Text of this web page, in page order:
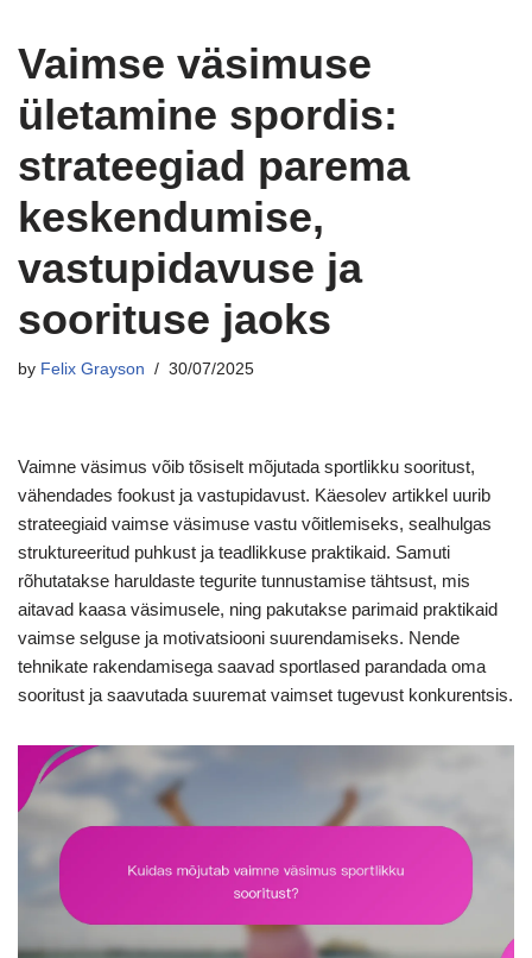
Vaimse väsimuse
ületamine spordis:
strateegiad parema
keskendumise,
vastupidavuse ja
soorituse jaoks
by Felix Grayson 30/07/2025
Vaimne väsimus võib tõsiselt mõjutada sportlikku sooritust,
vähendades fookust ja vastupidavust. Käesolev artikkel uurib
strateegiaid vaimse väsimuse vastu võitlemiseks, sealhulgas
struktureeritud puhkust ja teadlikkuse praktikaid. Samuti
rõhutatakse haruldaste tegurite tunnustamise tähtsust, mis
aitavad kaasa väsimusele, ning pakutakse parimaid praktikaid
vaimse selguse ja motivatsiooni suurendamiseks. Nende
tehnikate rakendamisega saavad sportlased parandada oma
sooritust ja saavutada suuremat vaimset tugevust konkurentsis.